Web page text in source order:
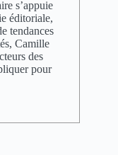
s’appuie
éditoriale,
tendances
Camille
des
pour